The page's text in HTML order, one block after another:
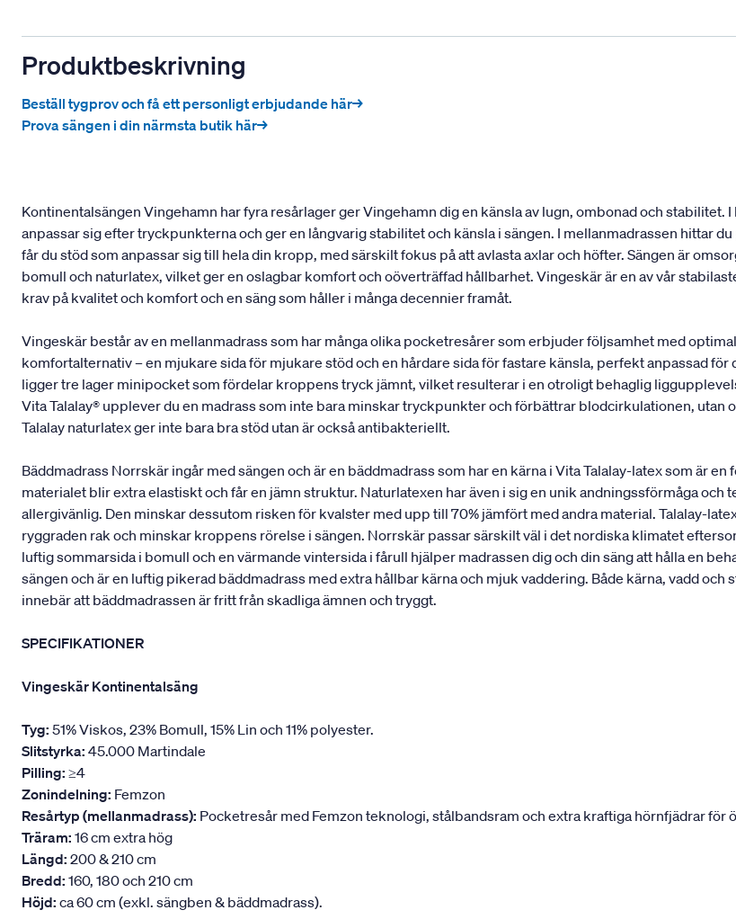
Produktbeskrivning
Beställ tygprov och få ett personligt erbjudande här→
Prova sängen i din närmsta butik här→
Kontinentalsängen Vingehamn har fyra resårlager ger Vingehamn dig en känsla av lugn, ombonad och
anpassar sig efter tryckpunkterna och ger en långvarig stabilitet och känsla i sängen. I mellanmadrassen hittar
får du stöd som anpassar sig till hela din kropp, med särskilt fokus på att avlasta axlar och höfter. Sängen är
bomull och naturlatex, vilket ger en oslagbar komfort och oöverträffad hållbarhet. Vingeskär är en av vår
krav på kvalitet och komfort och en säng som håller i många decennier framåt.
Vingeskär består av en mellanmadrass som har många olika pocketresårer som erbjuder följsamhet med
komfortalternativ – en mjukare sida för mjukare stöd och en hårdare sida för fastare känsla, perfekt anpassad
ligger tre lager minipocket som fördelar kroppens tryck jämnt, vilket resulterar i en otroligt behaglig
Vita Talalay® upplever du en madrass som inte bara minskar tryckpunkter och förbättrar blodcirkulationen,
Talalay naturlatex ger inte bara bra stöd utan är också antibakteriellt.
Bäddmadrass Norrskär ingår med sängen och är en bäddmadrass som har en kärna i Vita Talalay-latex som är
materialet blir extra elastiskt och får en jämn struktur. Naturlatexen har även i sig en unik andningssförmåga
allergivänlig. Den minskar dessutom risken för kvalster med upp till 70% jämfört med andra material. Talalay-
ryggraden rak och minskar kroppens rörelse i sängen. Norrskär passar särskilt väl i det nordiska klimatet
luftig sommarsida i bomull och en värmande vintersida i fårull hjälper madrassen dig och din säng att hålla en
sängen och är en luftig pikerad bäddmadrass med extra hållbar kärna och mjuk vaddering. Både kärna, vadd
innebär att bäddmadrassen är fritt från skadliga ämnen och tryggt.
SPECIFIKATIONER
Vingeskär Kontinentalsäng
Tyg: 51% Viskos, 23% Bomull, 15% Lin och 11% polyester.
Slitstyrka: 45.000 Martindale
Pilling: ≥4
Zonindelning: Femzon
Resårtyp (mellanmadrass): Pocketresår med Femzon teknologi, stålbandsram och extra kraftiga hörnfjädrar för
Träram: 16 cm extra hög
Längd: 200 & 210 cm
Bredd: 160, 180 och 210 cm
Höjd: ca 60 cm (exkl. sängben & bäddmadrass).